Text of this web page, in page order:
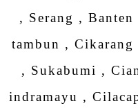
, Serang ,
tambun ,
, Sukabumi ,
indramayu ,